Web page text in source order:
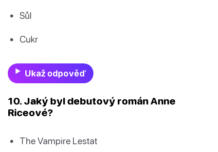
Sůl
Cukr
Ukaž odpověď
10. Jaký byl debutový román Anne
Riceové?
The Vampire Lestat